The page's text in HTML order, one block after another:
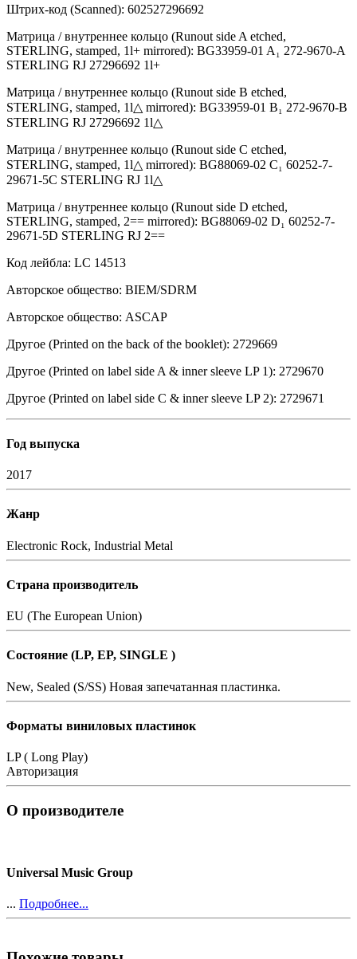
Штрих-код (Scanned): 602527296692
Матрица / внутреннее кольцо (Runout side A etched,
STERLING, stamped, 1l+ mirrored): BG33959-01 A₁ 272-9670-A
STERLING RJ 27296692 1l+
Матрица / внутреннее кольцо (Runout side B etched,
STERLING, stamped, 1l△ mirrored): BG33959-01 B₁ 272-9670-B
STERLING RJ 27296692 1l△
Матрица / внутреннее кольцо (Runout side C etched,
STERLING, stamped, 1l△ mirrored): BG88069-02 C₁ 60252-7-
29671-5C STERLING RJ 1l△
Матрица / внутреннее кольцо (Runout side D etched,
STERLING, stamped, 2== mirrored): BG88069-02 D₁ 60252-7-
29671-5D STERLING RJ 2==
Код лейбла: LC 14513
Авторское общество: BIEM/SDRM
Авторское общество: ASCAP
Другое (Printed on the back of the booklet): 2729669
Другое (Printed on label side A & inner sleeve LP 1): 2729670
Другое (Printed on label side C & inner sleeve LP 2): 2729671
Год выпуска
2017
Жанр
Electronic Rock, Industrial Metal
Страна производитель
EU (The European Union)
Состояние (LP, EP, SINGLE )
New, Sealed (S/SS) Новая запечатанная пластинка.
Форматы виниловых пластинок
LP ( Long Play)
Авторизация
О производителе
Universal Music Group
... Подробнее...